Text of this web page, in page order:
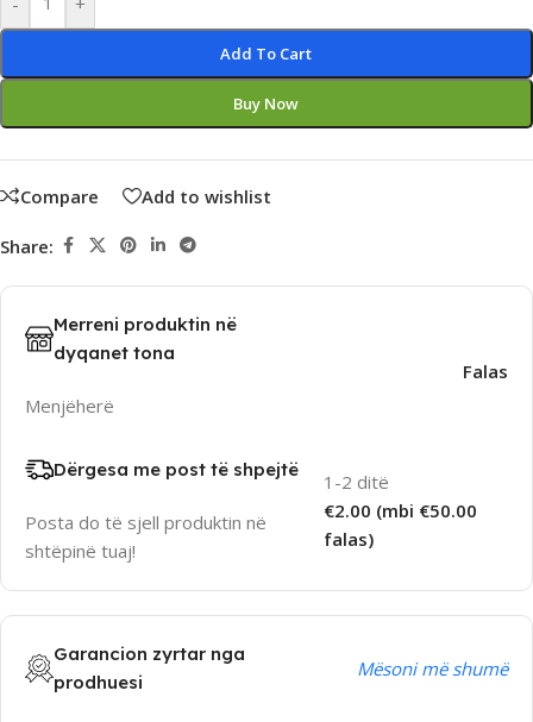
Add To Cart
Buy Now
Compare Add to wishlist
Share:
Merreni produktin në
dyqanet tona
Menjëherë
Falas
Dërgesa me post të shpejtë
Posta do të sjell produktin në
shtëpinë tuaj!
1-2 ditë
€2.00 (mbi €50.00
falas)
Garancion zyrtar nga
prodhuesi
Mësoni më shumë